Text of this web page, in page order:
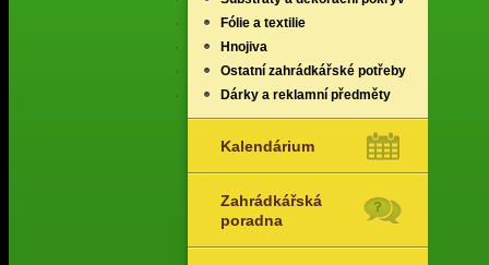
Fólie a textilie
Hnojiva
Ostatní zahrádkářské potřeby
Dárky a reklamní předměty
Kalendárium
Zahrádkářská
poradna